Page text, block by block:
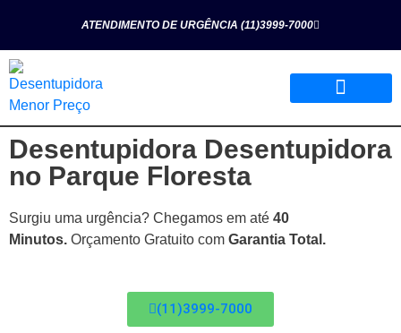
ATENDIMENTO DE URGÊNCIA (11)3999-7000
Desentupidora Desentupidora
no Parque Floresta
Surgiu uma urgência? Chegamos em até 40
Minutos. Orçamento Gratuito com Garantia Total.
(11)3999-7000